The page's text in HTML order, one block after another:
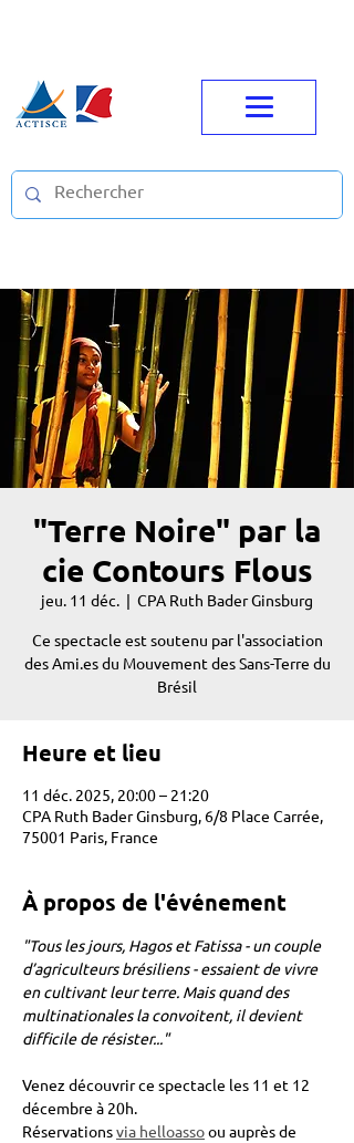
"Terre Noire" par la
cie Contours Flous
jeu. 11 déc.
  |
CPA Ruth Bader Ginsburg
Ce spectacle est soutenu par l'association
des Ami.es du Mouvement des Sans-Terre du
Brésil
Heure et lieu
11 déc. 2025, 20:00 – 21:20
CPA Ruth Bader Ginsburg, 6/8 Place Carrée,
75001 Paris, France
À propos de l'événement
"Tous les jours, Hagos et Fatissa - un couple
d’agriculteurs brésiliens - essaient de vivre
en cultivant leur terre. Mais quand des
multinationales la convoitent, il devient
difficile de résister..."
Venez découvrir ce spectacle les 11 et 12
décembre à 20h.
Réservations via helloasso ou auprès de